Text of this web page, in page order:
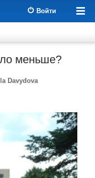
Войти
меньше?
Davydova